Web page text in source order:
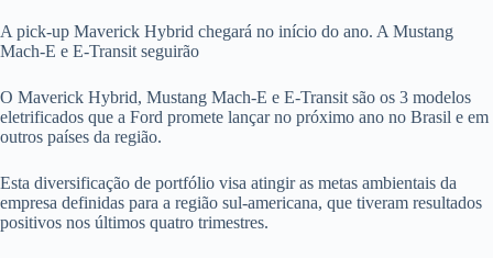
A pick-up Maverick Hybrid chegará no início do ano. A Mustang
Mach-E e E-Transit seguirão
O Maverick Hybrid, Mustang Mach-E e E-Transit são os 3 modelos
eletrificados que a Ford promete lançar no próximo ano no Brasil e em
outros países da região.
Esta diversificação de portfólio visa atingir as metas ambientais da
empresa definidas para a região sul-americana, que tiveram resultados
positivos nos últimos quatro trimestres.